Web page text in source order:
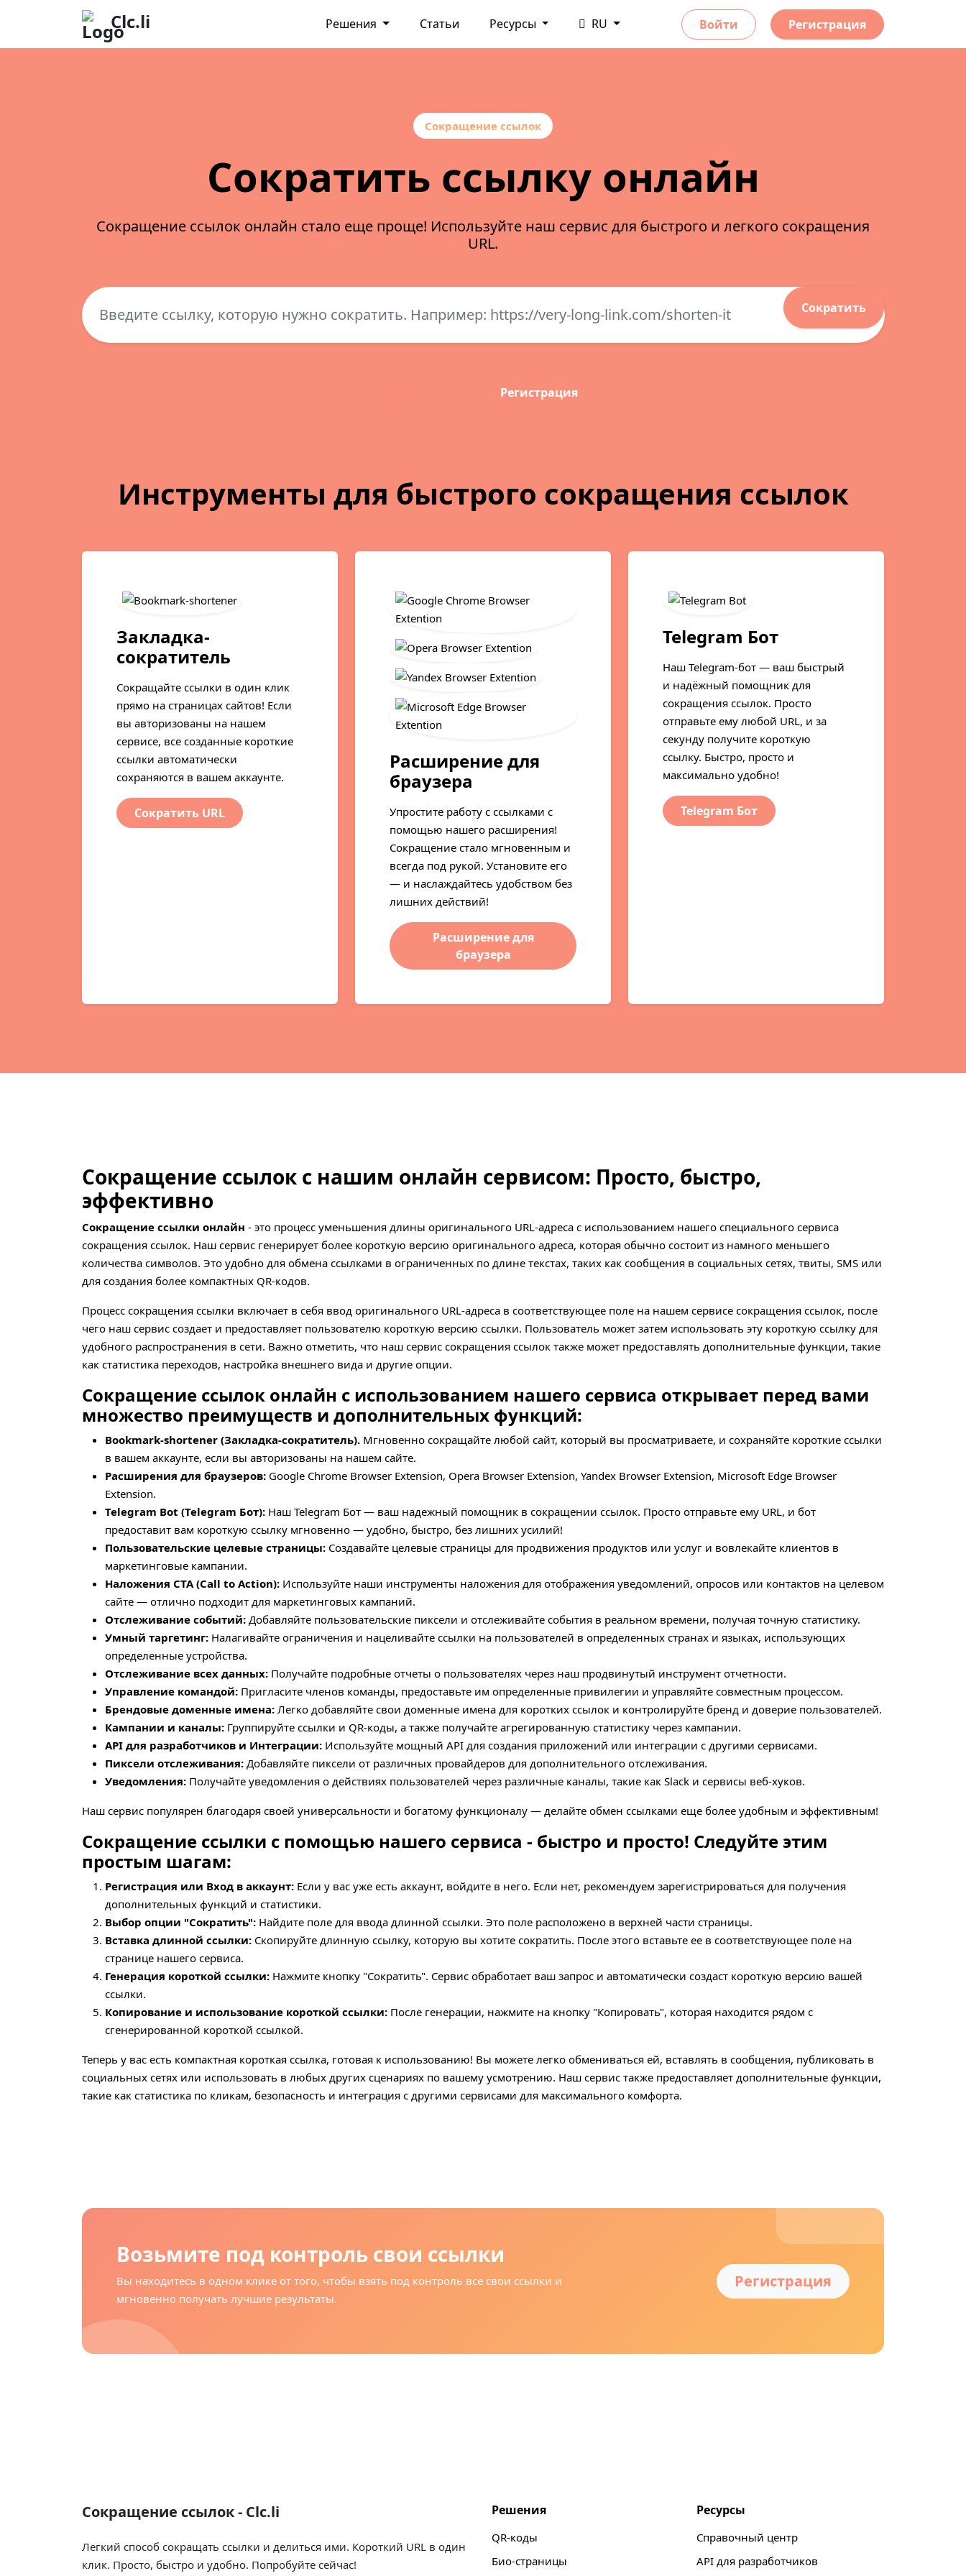
Clc.li Решения Статьи Ресурсы RU Войти Регистрация
Сокращение ссылок
Сократить ссылку онлайн
Сокращение ссылок онлайн стало еще проще! Используйте наш сервис для быстрого и легкого сокращения
URL.
Сократить
Регистрация
Инструменты для быстрого сокращения ссылок
Закладка-
сократитель
Сокращайте ссылки в один клик
прямо на страницах сайтов! Если
вы авторизованы на нашем
сервисе, все созданные короткие
ссылки автоматически
сохраняются в вашем аккаунте.
Сократить URL
Расширение для
браузера
Упростите работу с ссылками с
помощью нашего расширения!
Сокращение стало мгновенным и
всегда под рукой. Установите его
— и наслаждайтесь удобством без
лишних действий!
Расширение для
браузера
Telegram Бот
Наш Telegram-бот — ваш быстрый
и надёжный помощник для
сокращения ссылок. Просто
отправьте ему любой URL, и за
секунду получите короткую
ссылку. Быстро, просто и
максимально удобно!
Telegram Бот
Сокращение ссылок с нашим онлайн сервисом: Просто, быстро,
эффективно
Сокращение ссылки онлайн - это процесс уменьшения длины оригинального URL-адреса с использованием нашего специального сервиса
сокращения ссылок. Наш сервис генерирует более короткую версию оригинального адреса, которая обычно состоит из намного меньшего
количества символов. Это удобно для обмена ссылками в ограниченных по длине текстах, таких как сообщения в социальных сетях, твиты, SMS или
для создания более компактных QR-кодов.
Процесс сокращения ссылки включает в себя ввод оригинального URL-адреса в соответствующее поле на нашем сервисе сокращения ссылок, после
чего наш сервис создает и предоставляет пользователю короткую версию ссылки. Пользователь может затем использовать эту короткую ссылку для
удобного распространения в сети. Важно отметить, что наш сервис сокращения ссылок также может предоставлять дополнительные функции, такие
как статистика переходов, настройка внешнего вида и другие опции.
Сокращение ссылок онлайн с использованием нашего сервиса открывает перед вами
множество преимуществ и дополнительных функций:
Bookmark-shortener (Закладка-сократитель). Мгновенно сокращайте любой сайт, который вы просматриваете, и сохраняйте короткие ссылки
в вашем аккаунте, если вы авторизованы на нашем сайте.
Расширения для браузеров: Google Chrome Browser Extension, Opera Browser Extension, Yandex Browser Extension, Microsoft Edge Browser
Extension.
Telegram Bot (Telegram Бот): Наш Telegram Бот — ваш надежный помощник в сокращении ссылок. Просто отправьте ему URL, и бот
предоставит вам короткую ссылку мгновенно — удобно, быстро, без лишних усилий!
Пользовательские целевые страницы: Создавайте целевые страницы для продвижения продуктов или услуг и вовлекайте клиентов в
маркетинговые кампании.
Наложения CTA (Call to Action): Используйте наши инструменты наложения для отображения уведомлений, опросов или контактов на целевом
сайте — отлично подходит для маркетинговых кампаний.
Отслеживание событий: Добавляйте пользовательские пиксели и отслеживайте события в реальном времени, получая точную статистику.
Умный таргетинг: Налагивайте ограничения и нацеливайте ссылки на пользователей в определенных странах и языках, использующих
определенные устройства.
Отслеживание всех данных: Получайте подробные отчеты о пользователях через наш продвинутый инструмент отчетности.
Управление командой: Пригласите членов команды, предоставьте им определенные привилегии и управляйте совместным процессом.
Брендовые доменные имена: Легко добавляйте свои доменные имена для коротких ссылок и контролируйте бренд и доверие пользователей.
Кампании и каналы: Группируйте ссылки и QR-коды, а также получайте агрегированную статистику через кампании.
API для разработчиков и Интеграции: Используйте мощный API для создания приложений или интеграции с другими сервисами.
Пиксели отслеживания: Добавляйте пиксели от различных провайдеров для дополнительного отслеживания.
Уведомления: Получайте уведомления о действиях пользователей через различные каналы, такие как Slack и сервисы веб-хуков.
Наш сервис популярен благодаря своей универсальности и богатому функционалу — делайте обмен ссылками еще более удобным и эффективным!
Сокращение ссылки с помощью нашего сервиса - быстро и просто! Следуйте этим
простым шагам:
Регистрация или Вход в аккаунт: Если у вас уже есть аккаунт, войдите в него. Если нет, рекомендуем зарегистрироваться для получения
дополнительных функций и статистики.
Выбор опции "Сократить": Найдите поле для ввода длинной ссылки. Это поле расположено в верхней части страницы.
Вставка длинной ссылки: Скопируйте длинную ссылку, которую вы хотите сократить. После этого вставьте ее в соответствующее поле на
странице нашего сервиса.
Генерация короткой ссылки: Нажмите кнопку "Сократить". Сервис обработает ваш запрос и автоматически создаст короткую версию вашей
ссылки.
Копирование и использование короткой ссылки: После генерации, нажмите на кнопку "Копировать", которая находится рядом с
сгенерированной короткой ссылкой.
Теперь у вас есть компактная короткая ссылка, готовая к использованию! Вы можете легко обмениваться ей, вставлять в сообщения, публиковать в
социальных сетях или использовать в любых других сценариях по вашему усмотрению. Наш сервис также предоставляет дополнительные функции,
такие как статистика по кликам, безопасность и интеграция с другими сервисами для максимального комфорта.
Возьмите под контроль свои ссылки
Вы находитесь в одном клике от того, чтобы взять под контроль все свои ссылки и
мгновенно получать лучшие результаты.
Регистрация
Сокращение ссылок - Clc.li
Легкий способ сокращать ссылки и делиться ими. Короткий URL в один
клик. Просто, быстро и удобно. Попробуйте сейчас!
Решения
QR-коды
Био-страницы
Ресурсы
Справочный центр
API для разработчиков